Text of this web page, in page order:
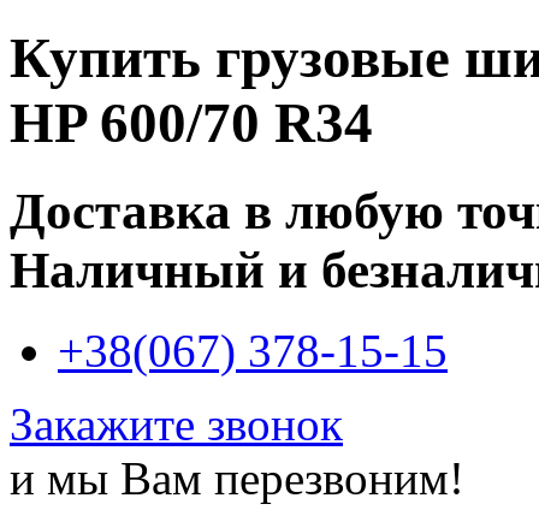
Купить грузовые
HP 600/70 R34
Доставка в любую
Наличный и
+38(067) 378-15-15
Закажите звонок
и мы Вам перезвоним!